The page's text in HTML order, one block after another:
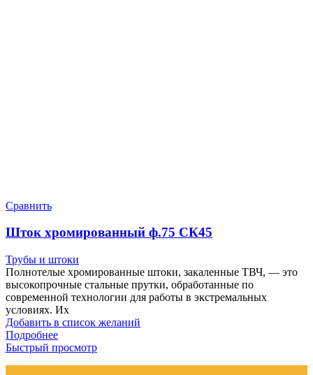
Сравнить
Шток хромированный ф.75 СК45
Трубы и штоки
Полнотелые хромированные штоки, закаленные ТВЧ, — это
высокопрочные стальные прутки, обработанные по
современной технологии для работы в экстремальных
условиях. Их
Добавить в список желаний
Подробнее
Быстрый просмотр